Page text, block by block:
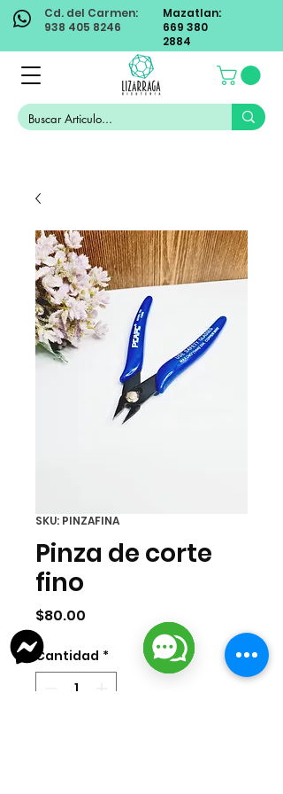
Cd. del Carmen:
938 405 8246
Mazatlan:
669 380
2884
SKU: PINZAFINA
Pinza de corte
fino
$80.00
Cantidad *